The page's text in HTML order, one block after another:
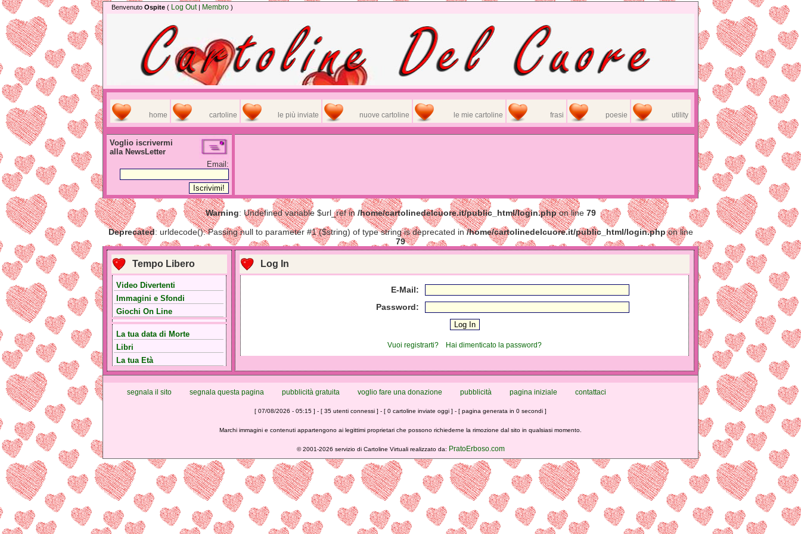
Benvenuto Ospite ( Log Out| Membro )
home cartoline le più inviate nuove cartoline le mie cartoline frasi poesie utility
Voglio iscrivermi
alla NewsLetter
Email:
Warning: Undefined variable $url_ref in /home/cartolinedelcuore.it/public_html/login.phpon line 79
Deprecated: urldecode(): Passing null to parameter #1 ($string) of type string is deprecated in/home/cartolinedelcuore.it/public_html/login.phpon line
79
Tempo Libero
Video Divertenti
Immagini e Sfondi
Giochi On Line
La tua data di Morte
Libri
La tua Età
Log In
E-Mail:
Password:
Vuoi registrarti? Hai dimenticato la password?
segnala il sito segnala questa pagina pubblicità gratuita voglio fare una donazione pubblicità pagina iniziale contattaci
[ 07/08/2026 - 05:15 ] - [ 35 utenti connessi ] - [ 0 cartoline inviate oggi ] - [ pagina generata in 0 secondi ]
Marchi immagini e contenuti appartengono ai legittimi proprietari che possono richiederne la rimozione dal sito in qualsiasi momento.
©2001-2026 servizio di Cartoline Virtuali realizzato da: PratoErboso.com